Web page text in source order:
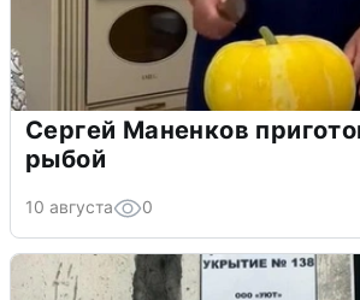
Сергей Маненков
рыбой
10 августа 0